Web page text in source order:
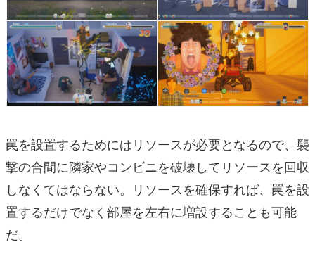
罠を設置するためにはリソースが必要となるので、襲
撃の合間に隣家やコンビニを破壊してリソースを回収
しなくてはならない。リソースを確保すれば、罠を設
置するだけでなく部屋を左右に増設することも可能
だ。